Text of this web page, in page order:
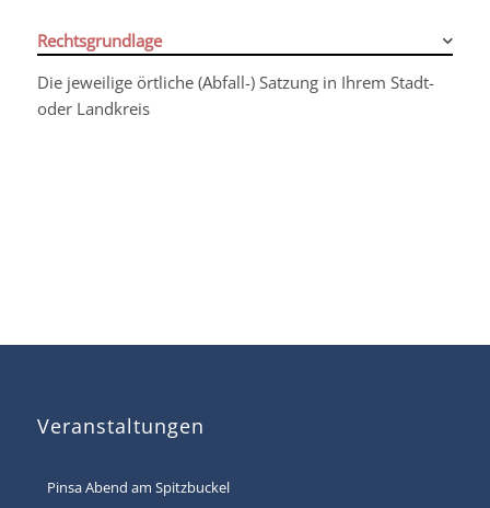
Rechtsgrundlage
Die jeweilige örtliche (Abfall-) Satzung in Ihrem Stadt-
oder Landkreis
Veranstaltungen
Pinsa Abend am Spitzbuckel